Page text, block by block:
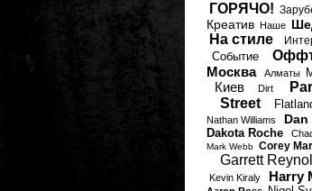
ГОРЯЧО!
Креатив Наше
На стиле
Событие
Москва
Алматы
Киев Dirt
Street
Nathan Williams Dan
Dakota Roche
Mark Webb Corey
Garrett
Kevin Kiraly Harry